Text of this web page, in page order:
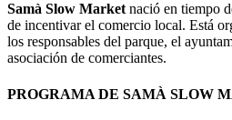
Samà Slow Marketnació en tiempo
de incentivar el comercio local. Está
los responsables del parque, el
asociación de comerciantes.
PROGRAMA DE SAMÀ SLOW